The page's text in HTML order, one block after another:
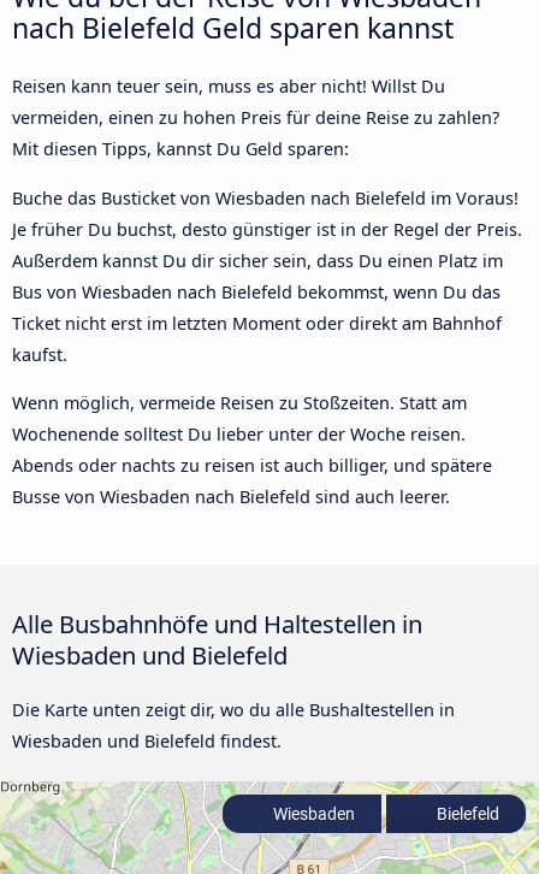
nach Bielefeld Geld sparen kannst
Reisen kann teuer sein, muss es aber nicht! Willst Du
vermeiden, einen zu hohen Preis für deine Reise zu zahlen?
Mit diesen Tipps, kannst Du Geld sparen:
Buche das Busticket von Wiesbaden nach Bielefeld im Voraus!
Je früher Du buchst, desto günstiger ist in der Regel der Preis.
Außerdem kannst Du dir sicher sein, dass Du einen Platz im
Bus von Wiesbaden nach Bielefeld bekommst, wenn Du das
Ticket nicht erst im letzten Moment oder direkt am Bahnhof
kaufst.
Wenn möglich, vermeide Reisen zu Stoßzeiten. Statt am
Wochenende solltest Du lieber unter der Woche reisen.
Abends oder nachts zu reisen ist auch billiger, und spätere
Busse von Wiesbaden nach Bielefeld sind auch leerer.
Alle Busbahnhöfe und Haltestellen in
Wiesbaden und Bielefeld
Die Karte unten zeigt dir, wo du alle Bushaltestellen in
Wiesbaden und Bielefeld findest.
Wiesbaden Bielefeld